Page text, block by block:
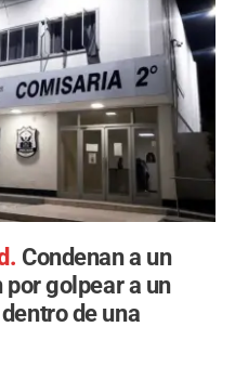
Condenan a un
golpear a un
de una